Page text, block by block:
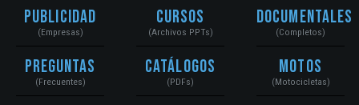
Publicidad
(Empresas)
Preguntas
(Frecuentes)
Cursos
(Archivos PPTs)
Catálogos
(PDFs)
Documentales
(Completos)
Motos
(Motocicletas)